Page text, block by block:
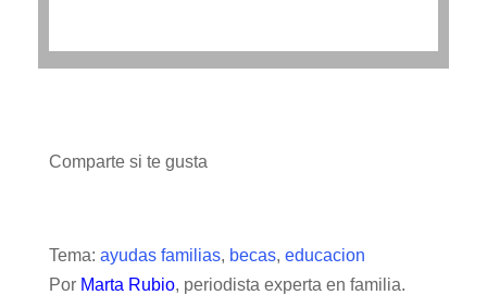
Comparte si te gusta
Tema: ayudas familias, becas, educacion
Por Marta Rubio, periodista experta en familia.